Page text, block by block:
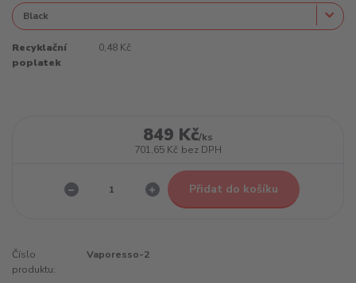
Recyklační
poplatek
0,48 Kč
849 Kč/ks
701,65 Kč bez DPH
Přidat do košíku
Číslo
produktu:
Vaporesso-2